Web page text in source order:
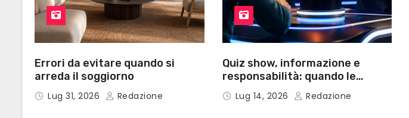
Errori da evitare quando si
arreda il soggiorno
Lug 31, 2026 Redazione
Quiz show, informazione e
responsabilità: quando le
parole contano quanto le
risposte
Lug 14, 2026 Redazione